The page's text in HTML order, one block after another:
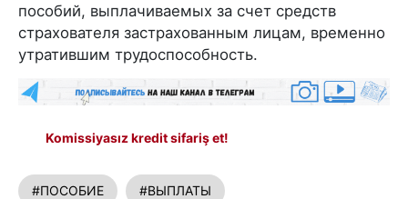
пособий, выплачиваемых за счет средств
страхователя застрахованным лицам, временно
утратившим трудоспособность.
Komissiyasız kredit sifariş et!
#ПОСОБИЕ #ВЫПЛАТЫ